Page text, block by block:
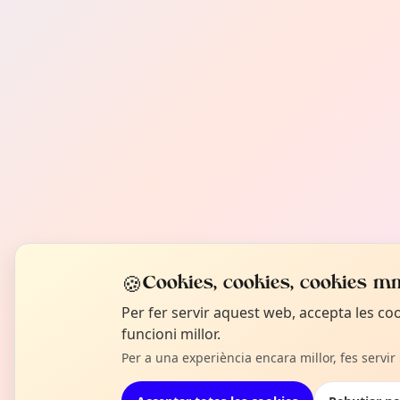
🍪Cookies, cookies, cookies
Per fer servir aquest web, accepta les
funcioni millor.
Per a una experiència encara millor, fes